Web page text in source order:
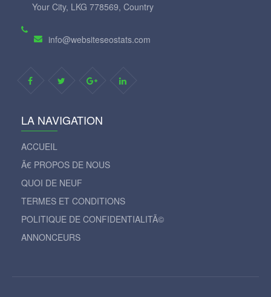
Your City, LKG 778569, Country
info@websiteseostats.com
LA NAVIGATION
ACCUEIL
Ã€ PROPOS DE NOUS
QUOI DE NEUF
TERMES ET CONDITIONS
POLITIQUE DE CONFIDENTIALITÃ©
ANNONCEURS